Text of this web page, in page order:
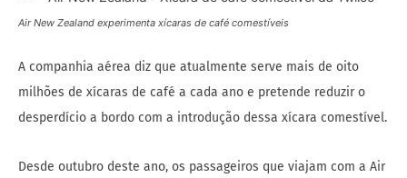
Air New Zealand experimenta xícaras de café comestíveis
A companhia aérea diz que atualmente serve mais de oito
milhões de xícaras de café a cada ano e pretende reduzir o
desperdício a bordo com a introdução dessa xícara comestível.
Desde outubro deste ano, os passageiros que viajam com a Air